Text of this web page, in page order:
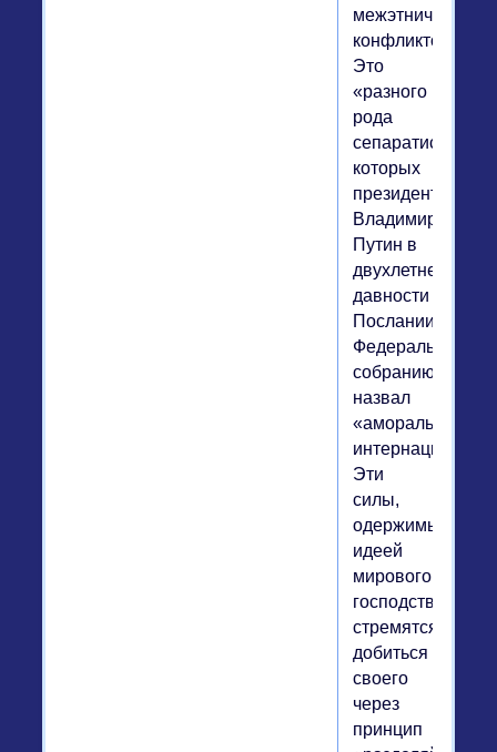
межэтнических
конфликтов.
Это
«разного
рода
сепаратисты»,
которых
президент
Владимир
Путин в
двухлетней
давности
Послании
Федеральному
собранию
назвал
«аморальным
Эти
силы,
одержимые
идеей
мирового
господства,
стремятся
добиться
своего
через
принцип